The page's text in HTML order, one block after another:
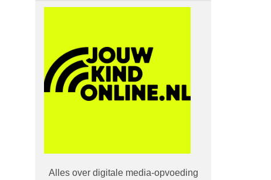
Alles over digitale media-opvoeding